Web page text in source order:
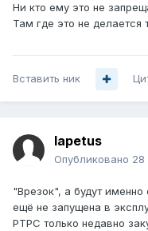
Ни кто ему это не
Там где это не делается
Вставить ник
Iapetus
Опубликовано 28
"Врезок", а будут именно
ещё не запущена в
РТРС только недавно